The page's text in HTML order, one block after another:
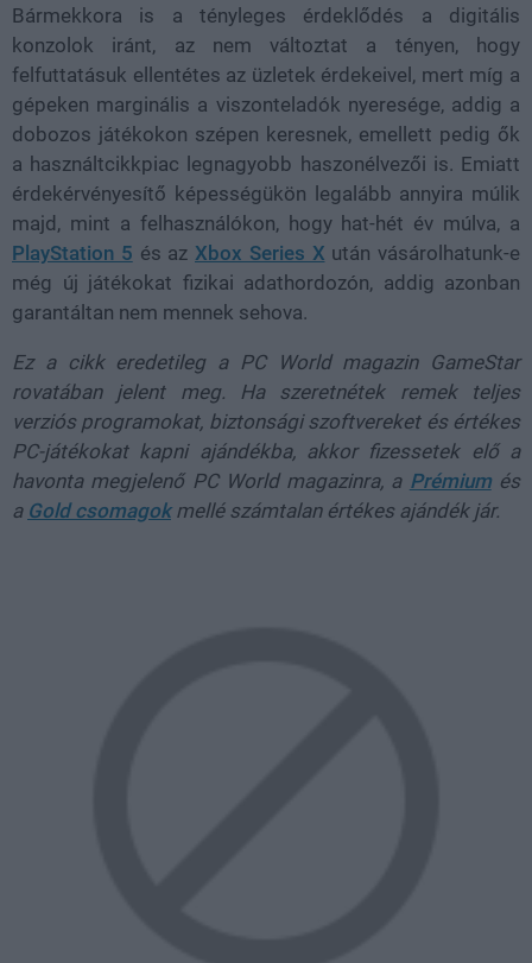
Bármekkora is a tényleges érdeklődés a digitális
konzolok iránt, az nem változtat a tényen, hogy
felfuttatásuk ellentétes az üzletek érdekeivel, mert míg a
gépeken marginális a viszonteladók nyeresége, addig a
dobozos játékokon szépen keresnek, emellett pedig ők
a használtcikkpiac legnagyobb haszonélvezői is. Emiatt
érdekérvényesítő képességükön legalább annyira múlik
majd, mint a felhasználókon, hogy hat-hét év múlva, a
PlayStation 5 és az Xbox Series X után vásárolhatunk-e
még új játékokat fizikai adathordozón, addig azonban
garantáltan nem mennek sehova.
Ez a cikk eredetileg a PC World magazin GameStar
rovatában jelent meg. Ha szeretnétek remek teljes
verziós programokat, biztonsági szoftvereket és értékes
PC-játékokat kapni ajándékba, akkor fizessetek elő a
havonta megjelenő PC World magazinra, a Prémiumés
a Gold csomagokmellé számtalan értékes ajándék jár.